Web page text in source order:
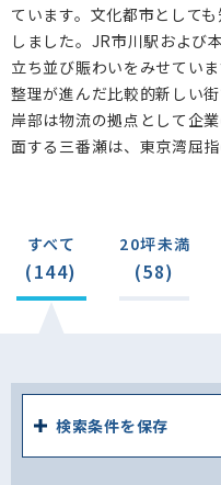
新井(2)
島尻(0)
柏井町(0)
奉免町(0)
北方町(0)
若宮(0)
北方(0)
本北方(0)
国分(0)
中国分(1)
ています。文化都市として
しました。JR市川駅および
立ち並び賑わいをみせてい
整理が進んだ比較的新しい
岸部は物流の拠点として企
面する三番瀬は、東京湾屈
すべて
(144)
20坪未満
(58)
検索条件を保存